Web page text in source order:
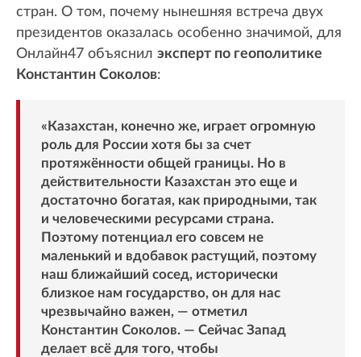
стран. О том, почему нынешняя встреча двух
президентов оказалась особенно значимой, для
Онлайн47 объяснил эксперт по геополитике
Константин Соколов:
«Казахстан, конечно же, играет огромную
роль для России хотя бы за счет
протяжённости общей границы. Но в
действительности Казахстан это еще и
достаточно богатая, как природными, так
и человеческими ресурсами страна.
Поэтому потенциал его совсем не
маленький и вдобавок растущий, поэтому
наш ближайший сосед, исторически
близкое нам государство, он для нас
чрезвычайно важен, — отметил
Константин Соколов. — Сейчас Запад
делает всё для того, чтобы